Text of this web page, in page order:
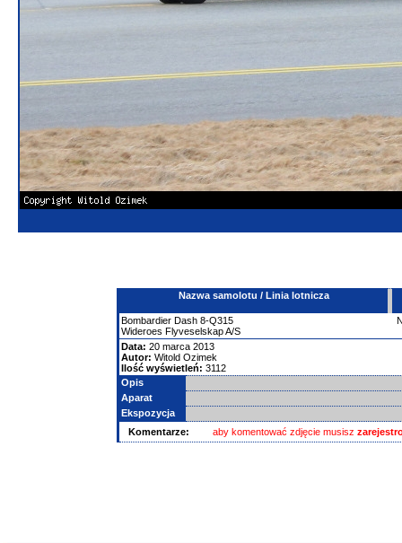
Nazwa samolotu / Linia lotnicza
Bombardier Dash 8-Q315
Wideroes Flyveselskap A/S
Data: 20 marca 2013
Autor: Witold Ozimek
Ilość wyświetleń: 3112
Opis
Aparat
Ekspozycja
Komentarze:
aby komentować zdjęcie musisz